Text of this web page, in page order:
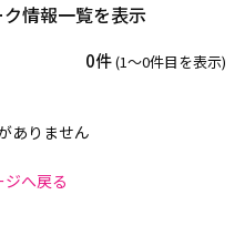
情報一覧を表示
0件(1〜0件目を表示)
ありません
ジへ戻る